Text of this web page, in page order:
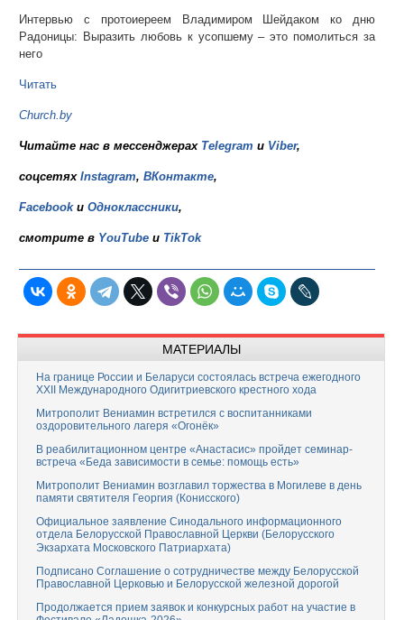
Интервью с протоиереем Владимиром Шейдаком ко дню
Радоницы: Выразить любовь к усопшему – это помолиться за
него
Читать
Church.by
Читайте нас в мессенджерах Telegram и Viber,
соцсетях Instagram, ВКонтакте,
Facebookи Одноклассники,
смотрите в YouTube и TikTok
МАТЕРИАЛЫ
На границе России и Беларуси состоялась встреча ежегодного
XXII Международного Одигитриевского крестного хода
Митрополит Вениамин встретился с воспитанниками
оздоровительного лагеря «Огонёк»
В реабилитационном центре «Анастасис» пройдет семинар-
встреча «Беда зависимости в семье: помощь есть»
Митрополит Вениамин возглавил торжества в Могилеве в день
памяти святителя Георгия (Конисского)
Официальное заявление Синодального информационного
отдела Белорусской Православной Церкви (Белорусского
Экзархата Московского Патриархата)
Подписано Соглашение о сотрудничестве между Белорусской
Православной Церковью и Белорусской железной дорогой
Продолжается прием заявок и конкурсных работ на участие в